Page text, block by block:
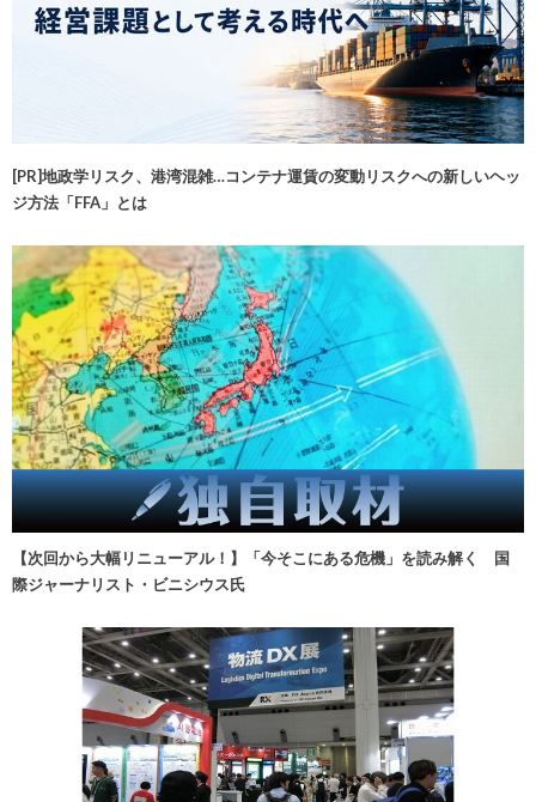
[PR]地政学リスク、港湾混雑…コンテナ運賃の変動リスクへの新しいヘッ
ジ方法「FFA」とは
【次回から大幅リニューアル！】「今そこにある危機」を読み解く 国
際ジャーナリスト・ビニシウス氏